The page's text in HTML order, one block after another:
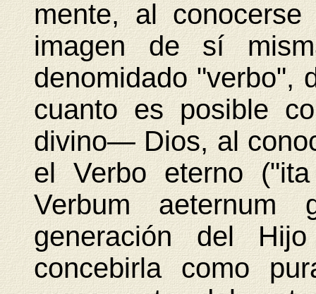
mente, al
imagen de sí
denomidado
cuanto es posible
divino— Dios, al
el Verbo eterno
Verbum aeternum
generación del
concebirla como